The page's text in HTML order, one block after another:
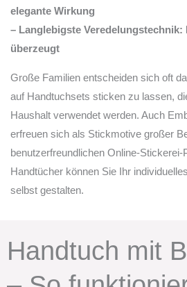
elegante Wirkung
– Langlebigste Veredelungstechnik:
überzeugt
Große Familien entscheiden sich oft
auf Handtuchsets sticken zu lassen,
Haushalt verwendet werden. Auch
erfreuen sich als Stickmotive großer
benutzerfreundlichen Online-Stickerei-
Handtücher können Sie Ihr
selbst gestalten.
Handtuch mit